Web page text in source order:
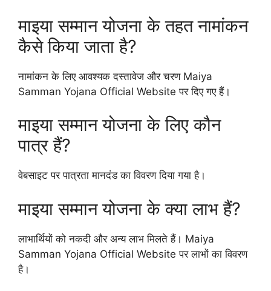
माइया सम्मान योजना के तहत नामांकन
कैसे किया जाता है?
नामांकन के लिए आवश्यक दस्तावेज और चरण Maiya
Samman Yojana Official Website पर दिए गए हैं।
माइया सम्मान योजना के लिए कौन
पात्र हैं?
वेबसाइट पर पात्रता मानदंड का विवरण दिया गया है।
माइया सम्मान योजना के क्या लाभ हैं?
लाभार्थियों को नकदी और अन्य लाभ मिलते हैं। Maiya
Samman Yojana Official Website पर लाभों का विवरण
है।